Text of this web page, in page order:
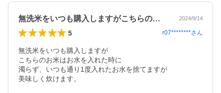
無洗米をいつも購入しますがこちらのお米… 2024/9/14
5 r07********さん
無洗米をいつも購入しますが
こちらのお米はお水を入れた時に
濁らず、いつも通り1度入れたお水を捨てますが
美味しく炊けます。